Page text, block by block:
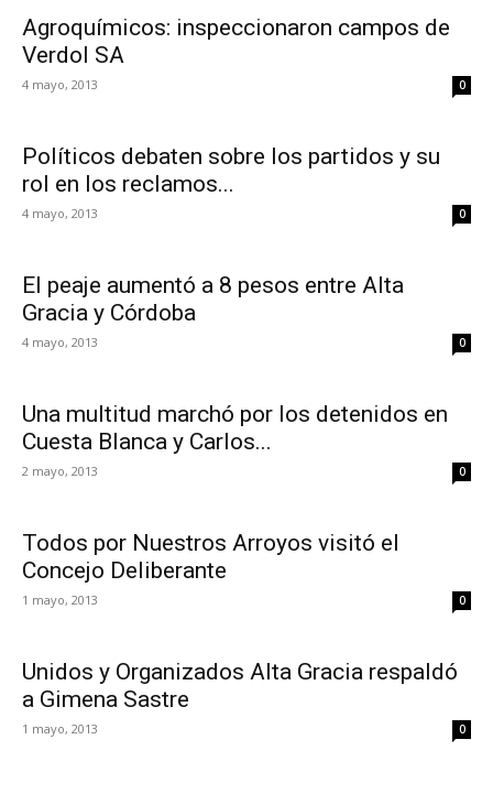
Agroquímicos: inspeccionaron campos de
Verdol SA
4 mayo, 2013 0
Políticos debaten sobre los partidos y su
rol en los reclamos...
4 mayo, 2013 0
El peaje aumentó a 8 pesos entre Alta
Gracia y Córdoba
4 mayo, 2013 0
Una multitud marchó por los detenidos en
Cuesta Blanca y Carlos...
2 mayo, 2013 0
Todos por Nuestros Arroyos visitó el
Concejo Deliberante
1 mayo, 2013 0
Unidos y Organizados Alta Gracia respaldó
a Gimena Sastre
1 mayo, 2013 0